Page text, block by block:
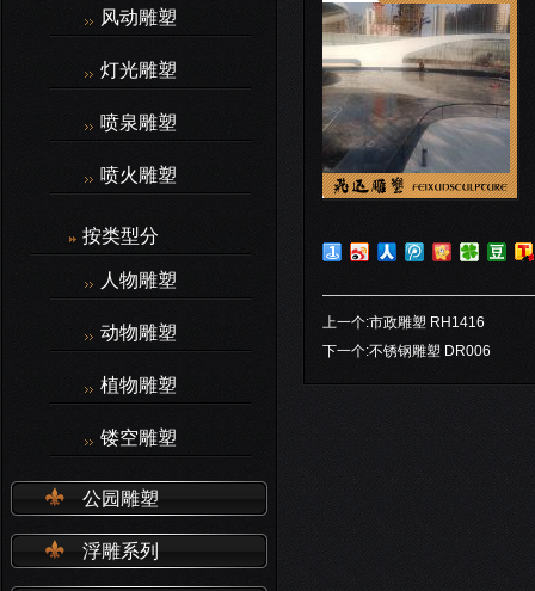
风动雕塑
灯光雕塑
喷泉雕塑
喷火雕塑
按类型分
人物雕塑
动物雕塑
植物雕塑
镂空雕塑
公园雕塑
浮雕系列
上一个:市政雕塑 RH1416
下一个:不锈钢雕塑 DR006